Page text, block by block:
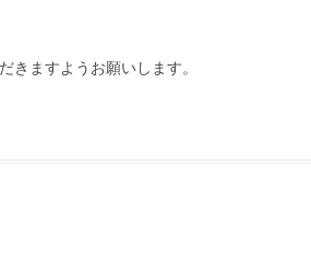
きますようお願いします。